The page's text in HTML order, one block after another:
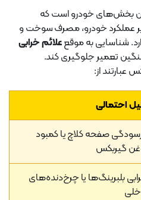
بخش‌های خودرو است که
عملکرد خودرو، مصرف سوخت و
شناسایی به موقععلائم خرابی
تعمیر جلوگیری کند.
عبارتند از:
احتمالی
صفحه کلاچ یا کمبود
گیربکس
بلبرینگ‌ها یا چرخ‌دنده‌های